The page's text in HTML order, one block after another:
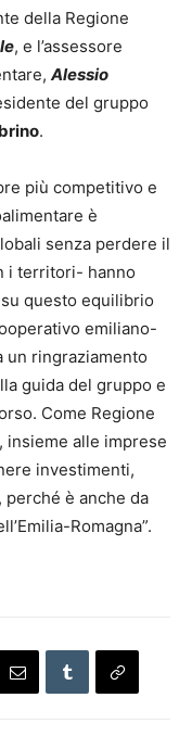
della Regione
, e l’assessore
Alessio
del gruppo
.
più competitivo e
è
senza perdere il
i territori- hanno
questo equilibrio
emiliano-
un ringraziamento
guida del gruppo e
Come Regione
insieme alle imprese
investimenti,
è anche da
Romagna”.